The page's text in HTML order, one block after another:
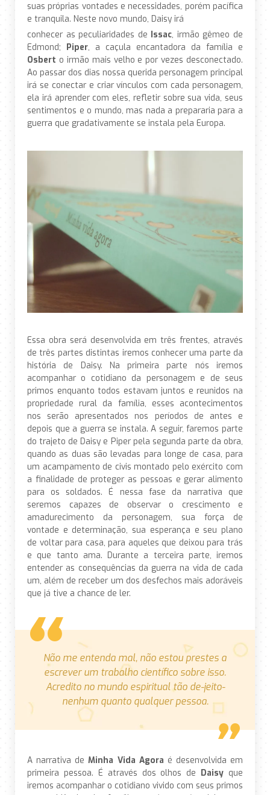
suas próprias vontades e necessidades, porém pacífica
e tranquila. Neste novo mundo, Daisy irá
conhecer as peculiaridades de Issac, irmão gêmeo de
Edmond; Piper, a caçula encantadora da família e
Osbert o irmão mais velho e por vezes desconectado.
Ao passar dos dias nossa querida personagem principal
irá se conectar e criar vínculos com cada personagem,
ela irá aprender com eles, refletir sobre sua vida, seus
sentimentos e o mundo, mas nada a prepararia para a
guerra que gradativamente se instala pela Europa.
Essa obra será desenvolvida em três frentes, através
de três partes distintas iremos conhecer uma parte da
história de Daisy. Na primeira parte nós iremos
acompanhar o cotidiano da personagem e de seus
primos enquanto todos estavam juntos e reunidos na
propriedade rural da família, esses acontecimentos
nos serão apresentados nos períodos de antes e
depois que a guerra se instala. A seguir, faremos parte
do trajeto de Daisy e Piper pela segunda parte da obra,
quando as duas são levadas para longe de casa, para
um acampamento de civis montado pelo exército com
a finalidade de proteger as pessoas e gerar alimento
para os soldados. É nessa fase da narrativa que
seremos capazes de observar o crescimento e
amadurecimento da personagem, sua força de
vontade e determinação, sua esperança e seu plano
de voltar para casa, para aqueles que deixou para trás
e que tanto ama. Durante a terceira parte, iremos
entender as consequências da guerra na vida de cada
um, além de receber um dos desfechos mais adoráveis
que já tive a chance de ler.
Não me entenda mal, não estou prestes a
escrever um trabalho científico sobre isso.
Acredito no mundo espiritual tão de-jeito-
nenhum quanto qualquer pessoa.
A narrativa deMinha Vida Agora é desenvolvida em
primeira pessoa. É através dos olhos de Daisy que
iremos acompanhar o cotidiano vivido com seus primos